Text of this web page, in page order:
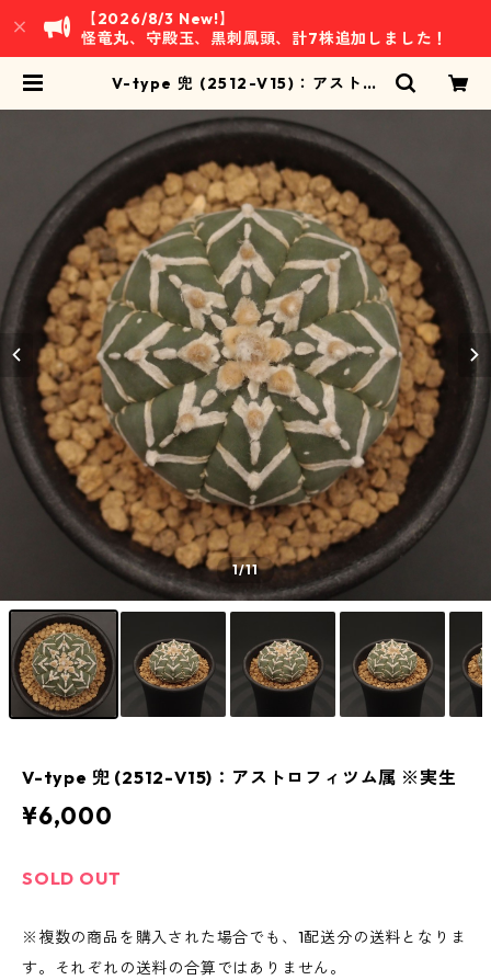
【2026/8/3 New!】
怪竜丸、守殿玉、黒刺鳳頭、計7株追加しました！
V-type 兜 (2512-V15)：アストロ
KU
1/11
V-type 兜 (2512-V15)：アストロフィツム属 ※実生
¥6,000
SOLD OUT
※複数の商品を購入された場合でも、1配送分の送料となりま
す。それぞれの送料の合算ではありません。